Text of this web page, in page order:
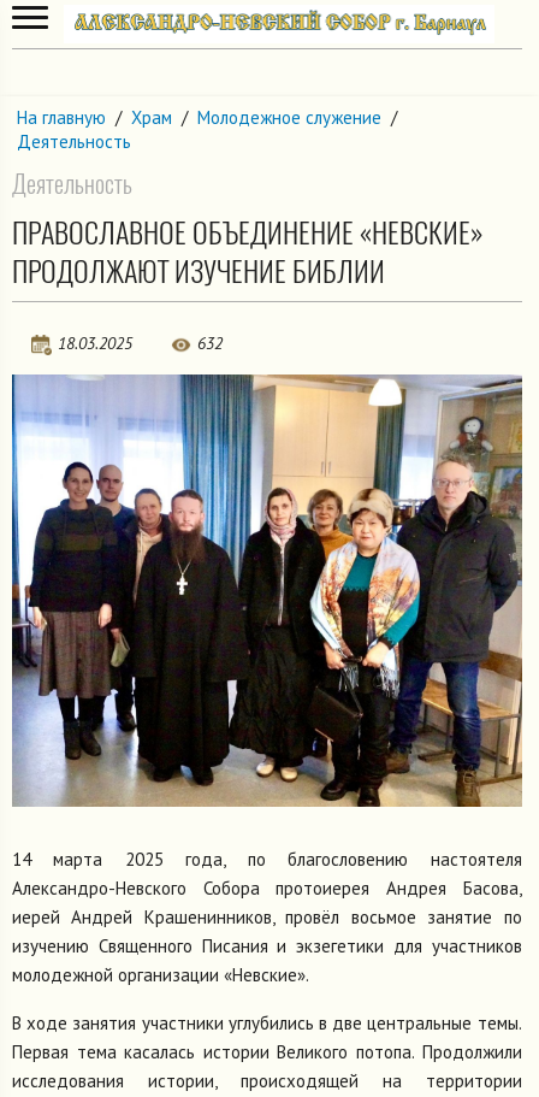
На главную / Храм / Молодежное служение /
Деятельность
Деятельность
ПРАВОСЛАВНОЕ ОБЪЕДИНЕНИЕ «НЕВСКИЕ»
ПРОДОЛЖАЮТ ИЗУЧЕНИЕ БИБЛИИ
18.03.2025 632
14 марта 2025 года, по благословению настоятеля
Александро-Невского Собора протоиерея Андрея Басова,
иерей Андрей Крашенинников, провёл восьмое занятие по
изучению Священного Писания и экзегетики для участников
молодежной организации «Невские».
В ходе занятия участники углубились в две центральные темы.
Первая тема касалась истории Великого потопа. Продолжили
исследования истории, происходящей на территории